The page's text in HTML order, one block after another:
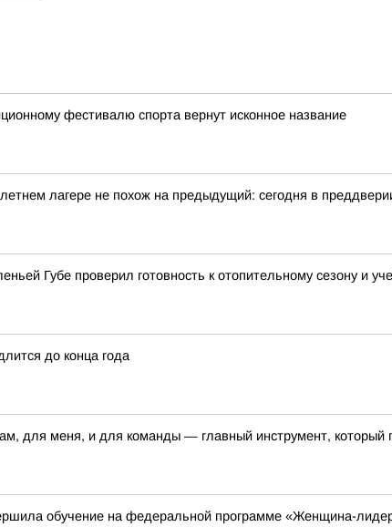
фестивалю спорта вернут исконное название
лагере не похож на предыдущий: сегодня в
Губе проверил готовность к отопительному сезону и
до конца года
для меня, и для команды — главный инструмент, который
обучение на федеральной программе «Женщина-